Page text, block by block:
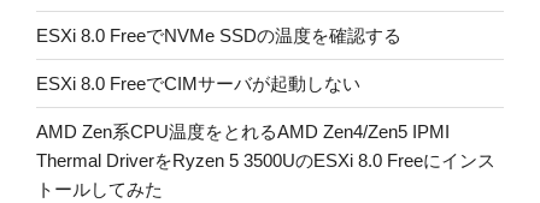
ESXi 8.0 FreeでNVMe SSDの温度を確認する
ESXi 8.0 FreeでCIMサーバが起動しない
AMD Zen系CPU温度をとれるAMD Zen4/Zen5 IPMI
Thermal DriverをRyzen 5 3500UのESXi 8.0 Freeにインス
トールしてみた